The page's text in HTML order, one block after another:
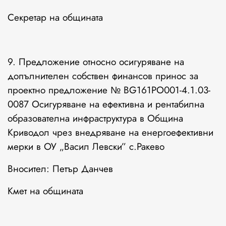
Секретар на общината
9. Предложение относно осигуряване на
допълнителен собствен финансов принос за
проектно предложение № BG161PO001-4.1.03-
0087 Осигуряване на ефективна и рентабилна
образователна инфраструктура в Община
Криводол чрез внедряване на енергоефективни
мерки в ОУ „Васил Левски” с.Ракево
Вносител: Петър Данчев
Кмет на общината